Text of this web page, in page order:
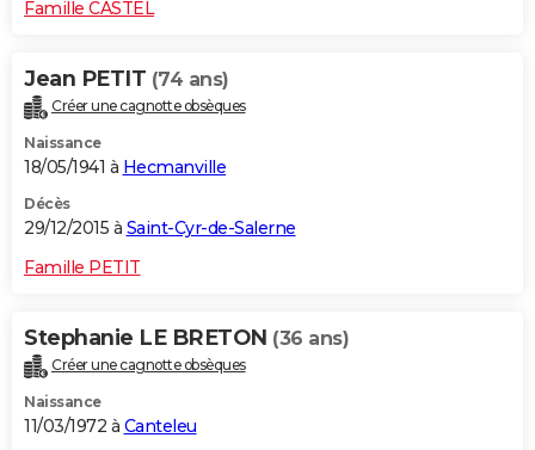
Famille CASTEL
Jean PETIT (74 ans)
Créer une cagnotte obsèques
Naissance
18/05/1941 à Hecmanville
Décès
29/12/2015 à Saint-Cyr-de-Salerne
Famille PETIT
Stephanie LE BRETON (36 ans)
Créer une cagnotte obsèques
Naissance
11/03/1972 à Canteleu